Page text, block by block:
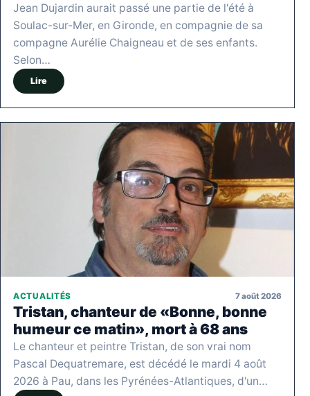
Jean Dujardin aurait passé une partie de l'été à
Soulac-sur-Mer, en Gironde, en compagnie de sa
compagne Aurélie Chaigneau et de ses enfants.
Selon…
Lire
ACTUALITÉS 7 août 2026
Tristan, chanteur de «Bonne, bonne
humeur ce matin», mort à 68 ans
Le chanteur et peintre Tristan, de son vrai nom
Pascal Dequatremare, est décédé le mardi 4 août
2026 à Pau, dans les Pyrénées-Atlantiques, d'un…